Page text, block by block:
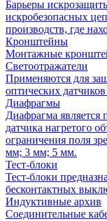
Барьеры
искробезопасных
производств, где
Кронштейны
Монтажные
Светоотражатели
Применяются для
оптических
Диафрагмы
Диафрагма является
датчика нагретого
ограничения поля
мм; 3 мм; 5 мм.
Тест-блоки
Тест-блоки
бесконтактных
Индуктивные архив
Соединительные